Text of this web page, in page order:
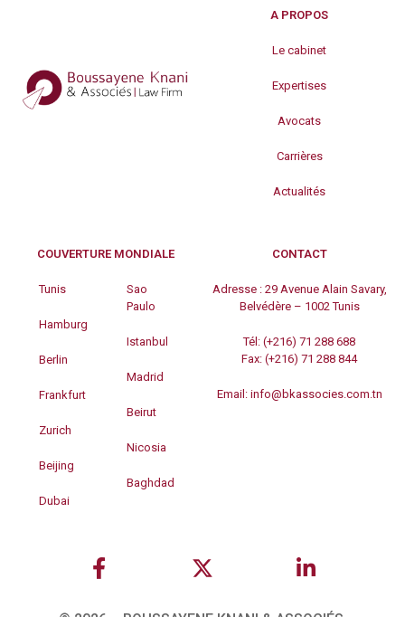
A PROPOS
Le cabinet
Expertises
Avocats
Carrières
Actualités
COUVERTURE MONDIALE
Tunis
Hamburg
Berlin
Frankfurt
Zurich
Beijing
Dubai
Sao
Paulo
Istanbul
Madrid
Beirut
Nicosia
Baghdad
CONTACT
Adresse : 29 Avenue Alain Savary,
Belvédère – 1002 Tunis
Tél: (+216) 71 288 688
Fax: (+216) 71 288 844
Email: info@bkassocies.com.tn